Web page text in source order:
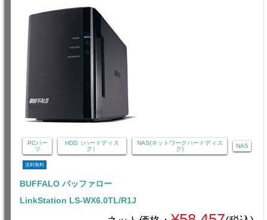
PCパー
ツ
HDD（ハードディス
ク）
NAS(ネットワークハードディス
ク)
NAS
送料無料
BUFFALO バッファロー
LinkStation LS-WX6.0TL/R1J